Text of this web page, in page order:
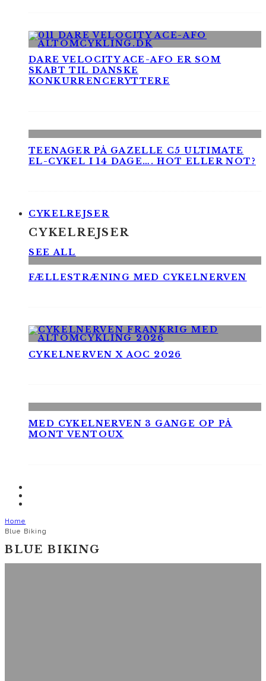
DARE VELOCITY ACE-AFO ER SOM
SKABT TIL DANSKE
KONKURRENCERYTTERE
TEENAGER PÅ GAZELLE C5 ULTIMATE
EL-CYKEL I 14 DAGE…. HOT ELLER NOT?
CYKELREJSER
CYKELREJSER
SEE ALL
FÆLLESTRÆNING MED CYKELNERVEN
CYKELNERVEN X AOC 2026
MED CYKELNERVEN 3 GANGE OP PÅ
MONT VENTOUX
Home
Blue Biking
BLUE BIKING